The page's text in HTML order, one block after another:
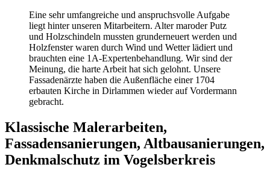
Eine sehr umfangreiche und anspruchsvolle Aufgabe
liegt hinter unseren Mitarbeitern. Alter maroder Putz
und Holzschindeln mussten grunderneuert werden und
Holzfenster waren durch Wind und Wetter lädiert und
brauchten eine 1A-Expertenbehandlung. Wir sind der
Meinung, die harte Arbeit hat sich gelohnt. Unsere
Fassadenärzte haben die Außenfläche einer 1704
erbauten Kirche in Dirlammen wieder auf Vordermann
gebracht.
Klassische Malerarbeiten,
Fassadensanierungen, Altbausanierungen,
Denkmalschutz im Vogelsberkreis